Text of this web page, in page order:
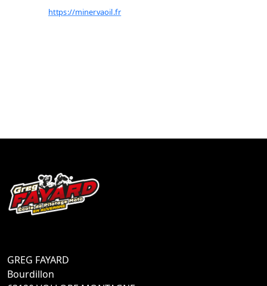
https://minervaoil.fr
GREG FAYARD
Bourdillon